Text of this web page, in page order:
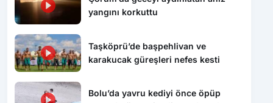
yangını korkuttu
Taşköprü’de başpehlivan ve
karakucak güreşleri nefes kesti
Bolu’da yavru kediyi önce öpüp